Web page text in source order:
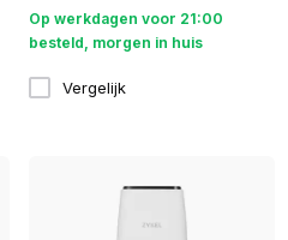
Op werkdagen voor 21:00
besteld, morgen in huis
Vergelijk